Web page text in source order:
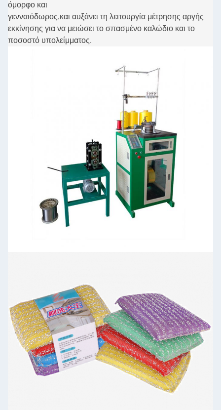
όμορφο και
γενναιόδωρος,και αυξάνει τη λειτουργία μέτρησης αργής
εκκίνησης για να μειώσει το σπασμένο καλώδιο και το
ποσοστό υπολείμματος.